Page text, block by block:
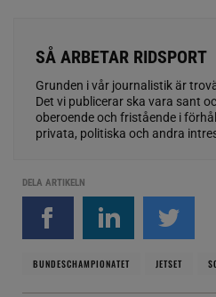
SÅ ARBETAR RIDSPORT
Grunden i vår journalistik är
Det vi publicerar ska vara sant
oberoende och fristående i
privata, politiska och andra
DELA ARTIKELN
BUNDESCHAMPIONATET JETSET